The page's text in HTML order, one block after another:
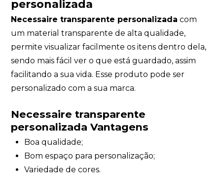
personalizada
Necessaire transparente personalizada com
um material transparente de alta qualidade,
permite visualizar facilmente os itens dentro dela,
sendo mais fácil ver o que está guardado, assim
facilitando a sua vida. Esse produto pode ser
personalizado com a sua marca.
Necessaire transparente
personalizada Vantagens
Boa qualidade;
Bom espaço para personalização;
Variedade de cores.